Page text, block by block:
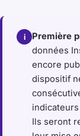
i Première
données
encore
dispositif
Ils seront